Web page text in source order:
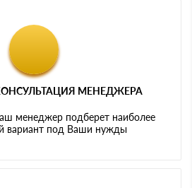
МЕНЕДЖЕРА
менеджер подберет наиболее
вариант под Ваши нужды